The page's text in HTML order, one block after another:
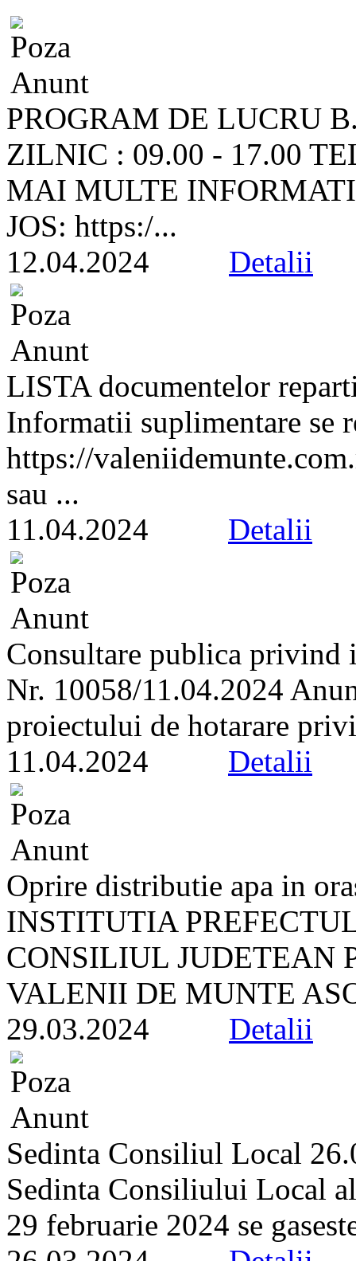
PROGRAM DE LUCRU
ZILNIC : 09.00 - 17.00
MAI MULTE
JOS: https:/...
12.04.2024 Detalii
LISTA documentelor
Informatii suplimentare se
https://
sau ...
11.04.2024 Detalii
Consultare publica privind
Nr. 10058/11.04.2024
proiectului de hotarare
11.04.2024 Detalii
Oprire distributie apa in
INSTITUTIA
CONSILIUL JUDETEAN
VALENII DE MUNTE
29.03.2024 Detalii
Sedinta Consiliul Local
Sedinta Consiliului Local
29 februarie 2024 se